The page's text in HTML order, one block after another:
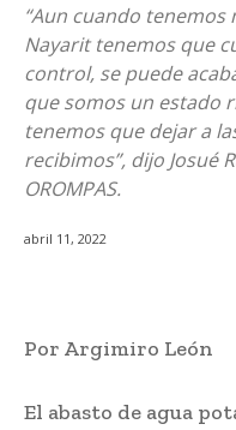
“Aun cuando tenemos
Nayarit tenemos que
control, se puede
que somos un estado
tenemos que dejar a
recibimos”, dijo Josué
OROMPAS.
abril 11, 2022
Por Argimiro León
El abasto de agua